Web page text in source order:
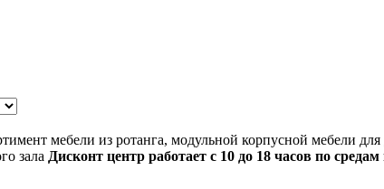
мебели из ротанга, модульной корпусной мебели
зала Дисконт центр работает с 10 до 18 часов по